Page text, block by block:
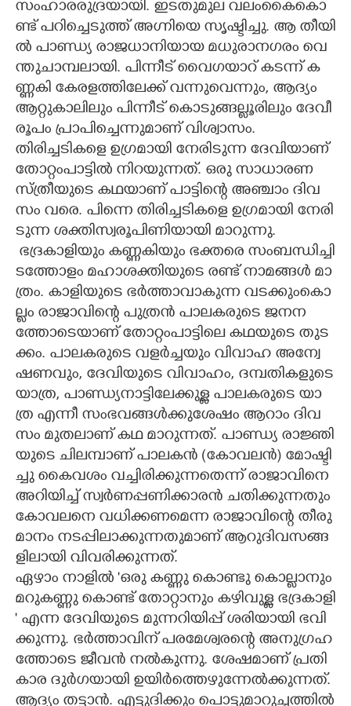
സം​ഹാ​ര​രു​ദ്ര​‌​യാ​യി.​ ​ഇ​ട​തു​മു​ല​ ​വ​ലം​കൈ​കൊ​
ണ്ട് ​പ​റി​ച്ചെ​ടു​ത്ത് ​അ​ഗ്നി​യെ​ ​സൃ​ഷ്ടി​ച്ചു.​ ​ആ​ ​തീ​യി​
ൽ​ ​പാ​ണ്ഡ്യ​ ​രാ​ജ​ധാ​നി​യാ​യ​ ​മ​ധു​രാ​ന​ഗ​രം​ ​വെ​
ന്തു​ചാ​മ്പ​ലാ​യി.​ ​പി​ന്നീ​ട് ​വൈ​ഗ​യാ​റ് ​ക​ട​ന്ന് ​ക​
ണ്ണ​കി​ ​കേ​ര​ള​ത്തി​ലേ​ക്ക് ​വ​ന്നു​വെ​ന്നും,​​​ ​ആ​ദ്യം​ ​
ആ​റ്റു​കാ​ലി​ലും​ ​പി​ന്നീ​ട് ​കൊ​ടു​ങ്ങ​ല്ലൂ​രി​ലും​ ​ദേ​വീ​
രൂ​പം​ ​പ്രാ​പി​ച്ചെ​ന്നു​മാ​ണ് ​വി​ശ്വാ​സം.
തി​രി​ച്ച​ടി​ക​ളെ​ ​ഉ​ഗ്ര​മാ​യി​ ​നേ​രി​ടു​ന്ന​ ​ദേ​വി​യാ​ണ് ​
തോ​റ്റം​പാ​ട്ടി​ൽ​ ​നി​റ​യു​ന്ന​ത്.​ ​ഒ​രു​ ​സാ​ധാ​ര​ണ​ ​
സ്ത്രീ​യു​ടെ​ ​ക​ഥ​യാ​ണ് ​പാ​ട്ടി​ന്റെ​ ​അ​ഞ്ചാം​ ​ദി​വ​
സം​ ​വ​രെ.​ ​പി​ന്നെ​ ​തി​രി​ച്ച​ടി​ക​ളെ​ ​ഉ​ഗ്ര​മാ​യി​ ​നേ​രി​
ടു​ന്ന​ ​ശ​ക്തി​സ്വ​രൂ​പി​ണി​യാ​യി​ ​മാ​റു​ന്നു.​
​ ഭ​ദ്ര​കാ​ളി​യും​ ​ക​ണ്ണ​കി​യും​ ​ഭ​ക്ത​രെ​ ​സം​ബ​ന്ധി​ച്ചി​
ട​ത്തോ​ളം​ ​മ​ഹാ​ശ​ക്തി​യു​ടെ​ ​ര​ണ്ട് ​നാ​മ​ങ്ങ​ൾ​ ​മാ​
ത്രം.​ ​കാ​ളി​യു​ടെ​ ​ഭ​ർ​ത്താ​വാ​കു​ന്ന​ ​വ​ട​ക്കും​കൊ​
ല്ലം​ ​രാ​ജാ​വി​ന്റെ​ ​പു​ത്ര​ൻ​ ​പാ​ല​ക​രു​ടെ​ ​ജ​ന​ന​
ത്തോ​ടെ​യാ​ണ് ​തോ​റ്റം​പാ​ട്ടി​ലെ​ ​ക​ഥ​യു​ടെ​ ​തു​ട​
ക്കം.​ ​പാ​ല​ക​രു​ടെ​ ​വ​ള​ർ​ച്ച​യും​ ​വി​വാ​ഹ​ ​അ​ന്വേ​
ഷ​ണ​വും,​ ​ദേ​വി​യു​ടെ​ ​വി​വാ​ഹം,​ ​ദ​മ്പ​തി​ക​ളു​ടെ​
​യാ​ത്ര,​ ​പാ​ണ്ഡ്യ​നാ​ട്ടി​ലേ​ക്കു​ള്ള​ ​പാ​ല​ക​രു​ടെ​ ​യാ​
ത്ര​ ​എ​ന്നീ​ ​സം​ഭ​വ​ങ്ങ​ൾ​ക്കു​ശേ​ഷം​ ​ആ​റാം​ ​ദി​വ​
സം​ ​മു​ത​ലാ​ണ് ​ക​ഥ​ ​മാ​റു​ന്ന​ത്.​ ​പാ​ണ്ഡ്യ​ ​രാ​ജ്ഞി​
യു​ടെ​ ​ചി​ല​മ്പാ​ണ് ​പാ​ല​ക​ൻ​ ​(​കോ​വ​ല​ൻ​)​ ​മോ​ഷ്ടി​
ച്ചു​ ​കൈ​വ​ശം​ ​വ​ച്ചി​രി​ക്കു​ന്ന​തെ​ന്ന് ​രാ​ജാ​വി​നെ​ ​
അ​റി​യി​ച്ച് ​സ്വ​ർ​ണ​പ്പ​ണി​ക്കാ​ര​ൻ​ ​ച​തി​ക്കു​ന്ന​തും​ ​
കോ​വ​ല​നെ​ ​വ​ധി​ക്ക​ണ​മെ​ന്ന​ ​രാ​ജാ​വി​ന്റെ​ ​തീ​രു​
മാ​നം​ ​ന​ട​പ്പി​ലാ​ക്കു​ന്ന​തു​മാ​ണ് ​ആ​റു​ദി​വ​സ​ങ്ങ​
ളി​ലാ​യി​ ​വി​വ​രി​ക്കു​ന്ന​ത്.
ഏ​ഴാം​ ​നാ​ളി​ൽ​ ​'​ഒ​രു​ ​ക​ണ്ണു​ ​കൊ​ണ്ടു​ ​കൊ​ല്ലാ​നും​ ​
മ​റു​ക​ണ്ണു​ ​കൊ​ണ്ട് ​തോ​റ്റാ​നും​ ​ക​ഴി​വു​ള്ള​ ​ഭ​ദ്ര​കാ​ളി​
" ​എ​ന്ന​ ​ദേ​വി​യു​ടെ​ ​മു​ന്ന​റി​യി​പ്പ് ​ശ​രി​യാ​യി​ ​ഭ​വി​
ക്കു​ന്നു.​ ​ഭ​ർ​ത്താ​വി​ന് ​പ​ര​മേ​ശ്വ​ര​ന്റെ​ ​അ​നു​ഗ്ര​ഹ​
ത്തോ​ടെ​ ​ജീ​വ​ൻ​ ​ന​ൽ​കു​ന്നു.​ ​ശേ​ഷ​മാ​ണ് ​പ്ര​തി​
കാ​ര​ ​ദു​ർ​ഗ​യാ​യി​ ​ഉ​യി​ർ​ത്തെ​ഴു​ന്നേ​ൽ​ക്കു​ന്ന​ത്.​ ​
ആ​ദ്യം​ ​ത​ട്ടാ​ൻ.​ ​എ​ട്ടു​ദി​ക്കും​ ​പൊ​ട്ടു​മാ​റു​ച്ച​ത്തി​ൽ​